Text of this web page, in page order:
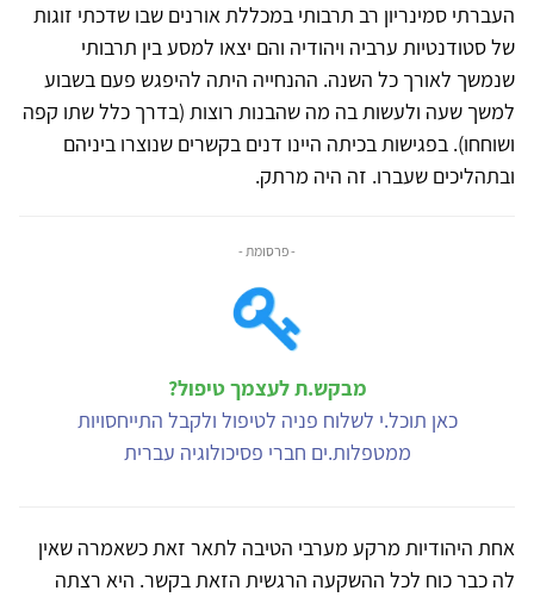
העברתי סמינריון רב תרבותי במכללת אורנים שבו שדכתי זוגות
של סטודנטיות ערביה ויהודיה והם יצאו למסע בין תרבותי
שנמשך לאורך כל השנה. ההנחייה היתה להיפגש פעם בשבוע
למשך שעה ולעשות בה מה שהבנות רוצות (בדרך כלל שתו קפה
ושוחחו). בפגישות בכיתה היינו דנים בקשרים שנוצרו ביניהם
ובתהליכים שעברו. זה היה מרתק.
- פרסומת -
מבקש.ת לעצמך טיפול?
כאן תוכל.י לשלוח פניה לטיפול ולקבל התייחסויות
ממטפלות.ים חברי פסיכולוגיה עברית
אחת היהודיות מרקע מערבי הטיבה לתאר זאת כשאמרה שאין
לה כבר כוח לכל ההשקעה הרגשית הזאת בקשר. היא רצתה